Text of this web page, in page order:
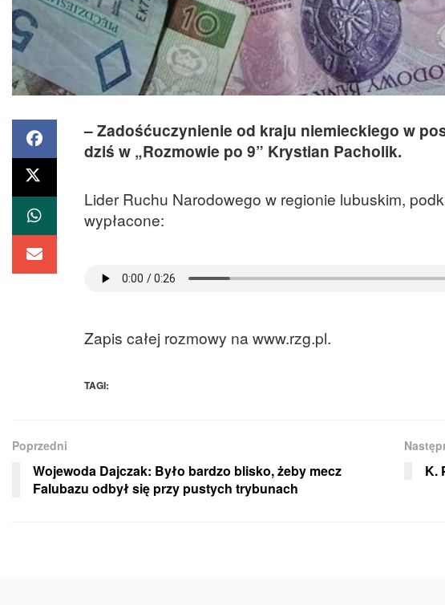
– Zadośćuczynienie od kraju niemieckiego w
dziś w „Rozmowie po 9” Krystian Pacholik.
Lider Ruchu Narodowego w regionie lubuskim,
wypłacone:
Zapis całej rozmowy na www.rzg.pl.
TAGI:
Poprzedni
Wojewoda Dajczak: Było bardzo blisko, żeby mecz
Falubazu odbył się przy pustych trybunach
K.